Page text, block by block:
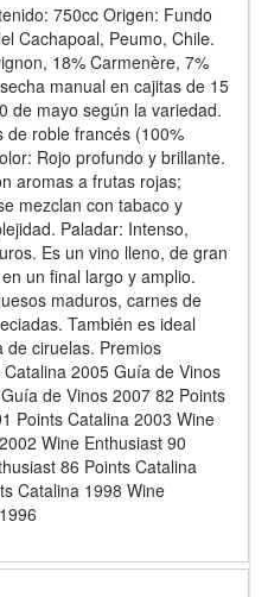
750cc Origen: Fundo
Cachapoal, Peumo, Chile.
18% Carmenère, 7%
manual en cajitas de 15
de mayo según la variedad.
de roble francés (100%
Rojo profundo y brillante.
aromas a frutas rojas;
mezclan con tabaco y
Paladar: Intenso,
Es un vino lleno, de gran
un final largo y amplio.
maduros, carnes de
También es ideal
de ciruelas. Premios
2005 Guía de Vinos
de Vinos 2007 82 Points
Points Catalina 2003 Wine
Wine Enthusiast 90
86 Points Catalina
Catalina 1998 Wine